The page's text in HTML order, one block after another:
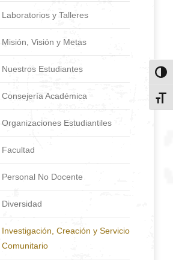
Laboratorios y Talleres
Misión, Visión y Metas
Nuestros Estudiantes
Consejería Académica
Organizaciones Estudiantiles
Facultad
Personal No Docente
Diversidad
Investigación, Creación y Servicio
Comunitario